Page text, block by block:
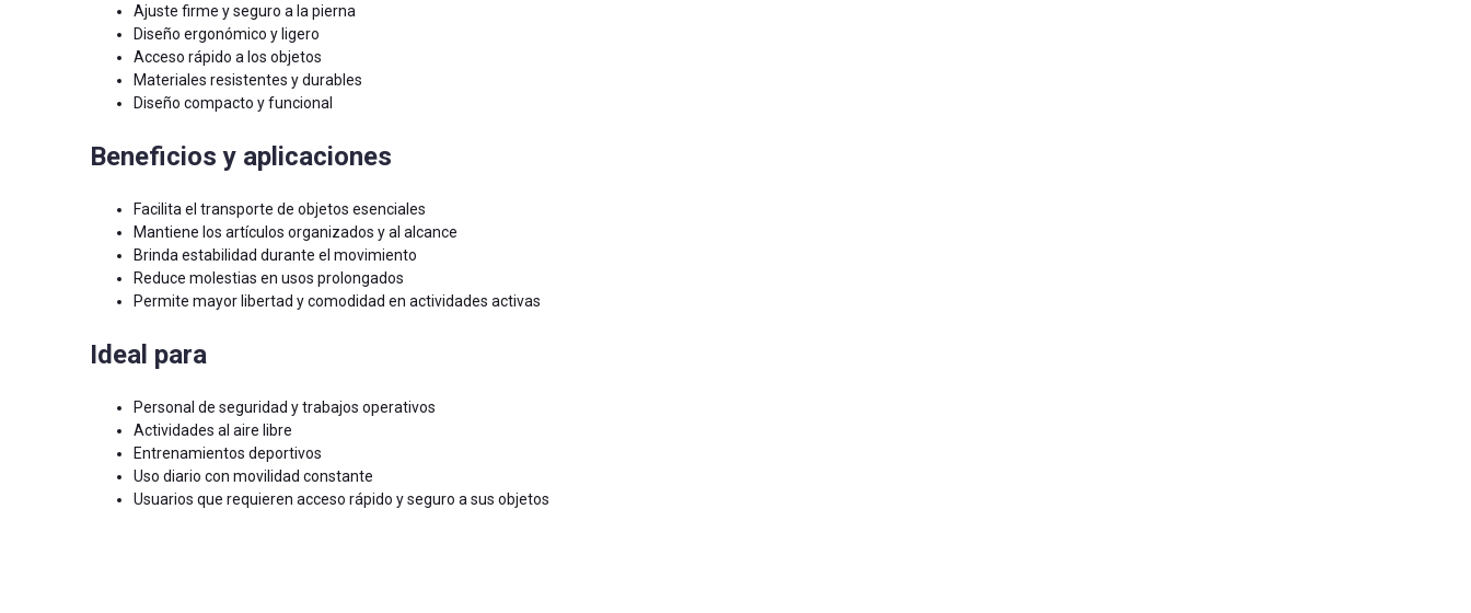
Ajuste firme y seguro a la pierna
Diseño ergonómico y ligero
Acceso rápido a los objetos
Materiales resistentes y durables
Diseño compacto y funcional
Beneficios y aplicaciones
Facilita el transporte de objetos esenciales
Mantiene los artículos organizados y al alcance
Brinda estabilidad durante el movimiento
Reduce molestias en usos prolongados
Permite mayor libertad y comodidad en actividades activas
Ideal para
Personal de seguridad y trabajos operativos
Actividades al aire libre
Entrenamientos deportivos
Uso diario con movilidad constante
Usuarios que requieren acceso rápido y seguro a sus objetos